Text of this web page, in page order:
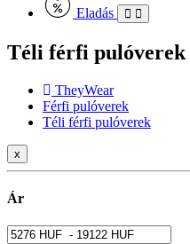
Eladás
Téli férfi pulóverek
TheyWear
Férfi pulóverek
Téli férfi pulóverek
x
Ár